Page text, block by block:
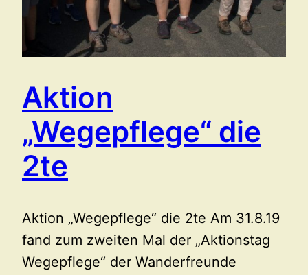
Aktion
„Wegepflege“ die
2te
Aktion „Wegepflege“ die 2te Am 31.8.19
fand zum zweiten Mal der „Aktionstag
Wegepflege“ der Wanderfreunde